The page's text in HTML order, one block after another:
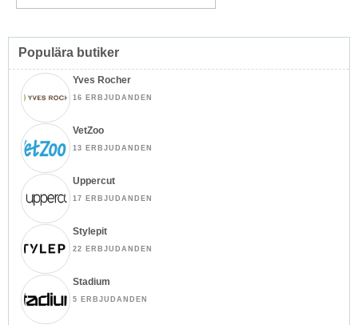
Populära butiker
Yves Rocher
16 ERBJUDANDEN
VetZoo
13 ERBJUDANDEN
Uppercut
17 ERBJUDANDEN
Stylepit
22 ERBJUDANDEN
Stadium
5 ERBJUDANDEN